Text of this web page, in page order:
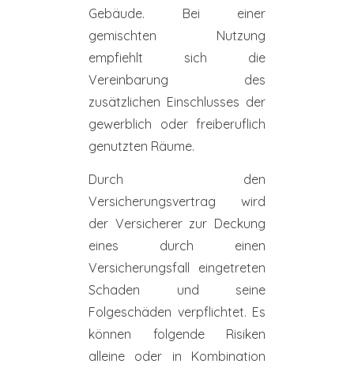
Gebäude. Bei einer
gemischten Nutzung
empfiehlt sich die
Vereinbarung des
zusätzlichen Einschlusses der
gewerblich oder freiberuflich
genutzten Räume.
Durch den
Versicherungsvertrag wird
der Versicherer zur Deckung
eines durch einen
Versicherungsfall eingetreten
Schaden und seine
Folgeschäden verpflichtet. Es
können folgende Risiken
alleine oder in Kombination